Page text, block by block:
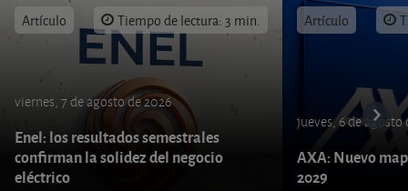
Artículo Tiempo de lectura: 3 min.
viernes, 7 de agosto de 2026
Enel: los resultados semestrales
confirman la solidez del negocio
eléctrico
Artículo
jueves, 6 de agosto
AXA: Nuevo
2029